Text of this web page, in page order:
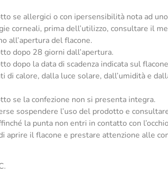
se allergici o con ipersensibilità nota ad
corneali, prima dell’utilizzo, consultare il
all’apertura del flacone.
dopo 28 giorni dall’apertura.
dopo la data di scadenza indicata sul
di calore, dalla luce solare, dall’umidità e
se la confezione non si presenta integra.
sospendere l’uso del prodotto e
la punta non entri in contatto con
aprire il flacone e prestare attenzione alle